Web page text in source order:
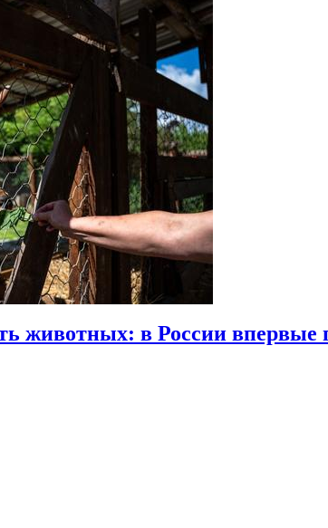
животных: в России